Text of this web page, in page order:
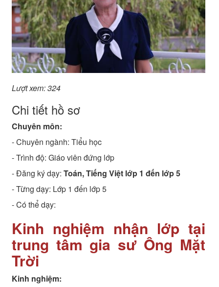
Lượt xem: 324
Chi tiết hồ sơ
Chuyên môn:
- Chuyên ngành: Tiểu học
- Trình độ: Giáo viên đứng lớp
- Đăng ký dạy: Toán, Tiếng Việt lớp 1 đến lớp 5
- Từng dạy: Lớp 1 đến lớp 5
- Có thể dạy:
Kinh nghiệm nhận lớp tại
trung tâm gia sư Ông Mặt
Trời
Kinh nghiệm: